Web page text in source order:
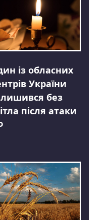
із обласних
України
без
після атаки